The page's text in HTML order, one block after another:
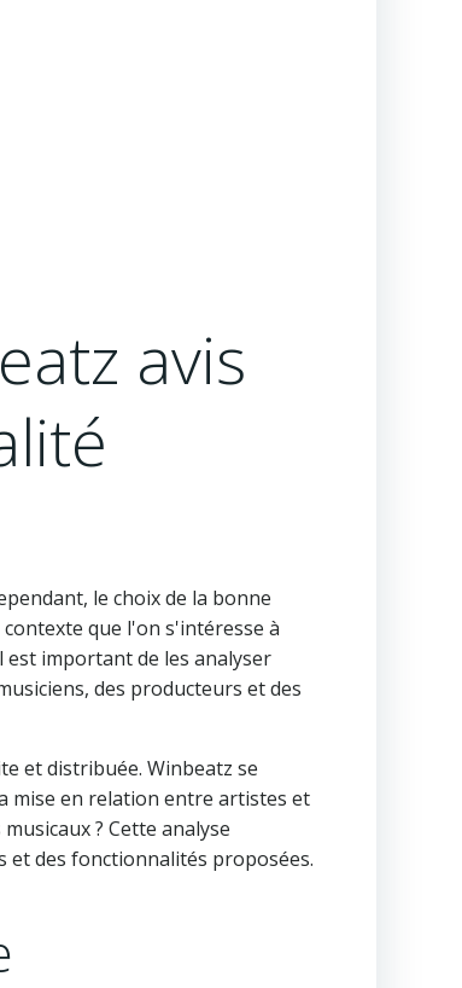
avis
le choix de la bonne
que l'on s'intéresse à
important de les analyser
des producteurs et des
et distribuée. Winbeatz se
mise en relation entre artistes et
? Cette analyse
et des fonctionnalités proposées.